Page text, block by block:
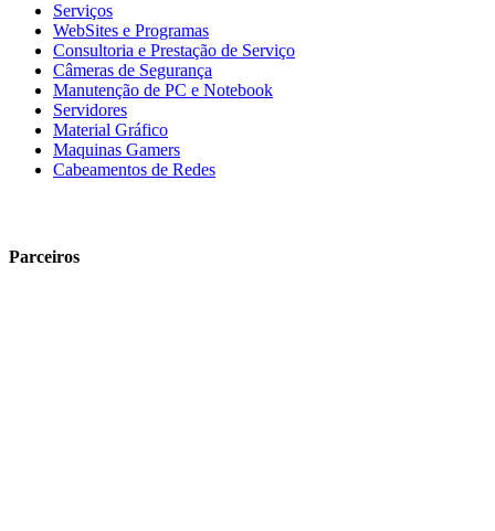
Serviços
WebSites e Programas
Consultoria e Prestação de Serviço
Câmeras de Segurança
Manutenção de PC e Notebook
Servidores
Material Gráfico
Maquinas Gamers
Cabeamentos de Redes
Parceiros